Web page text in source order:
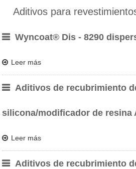
Aditivos para
Wyncoat® Dis - 8290
Leer más
Aditivos de recubrimiento
silicona/modificador de resina
Leer más
Aditivos de recubrimiento